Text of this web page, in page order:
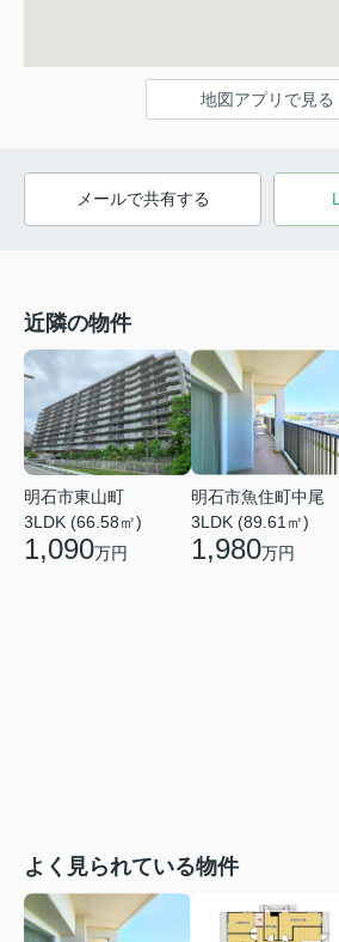
地図アプリで見る
メールで共有する
近隣の物件
明石市東山町
3LDK (66.58㎡)
1,090万円
明石市魚住町中尾
3LDK (89.61㎡)
1,980万円
よく見られている物件